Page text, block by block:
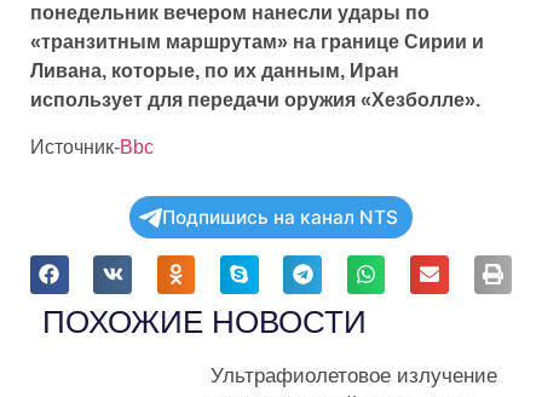
понедельник вечером нанесли удары по
«транзитным маршрутам» на границе Сирии и
Ливана, которые, по их данным, Иран
использует для передачи оружия «Хезболле».
Источник-Bbc
Подпишись на канал NTS
ПОХОЖИЕ НОВОСТИ
Ультрафиолетовое излучение